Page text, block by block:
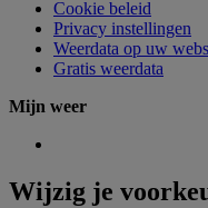
Cookie beleid
Privacy instellingen
Weerdata op uw
Gratis weerdata
Mijn weer
Wijzig je